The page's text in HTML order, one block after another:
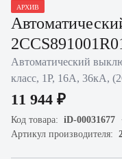
АРХИВ
Автоматический
класс, 1P, 16А, 36кА,
11 944 ₽
Код товара: iD-00031677
Артикул производителя: